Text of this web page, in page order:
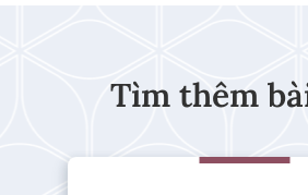
Tìm thêm